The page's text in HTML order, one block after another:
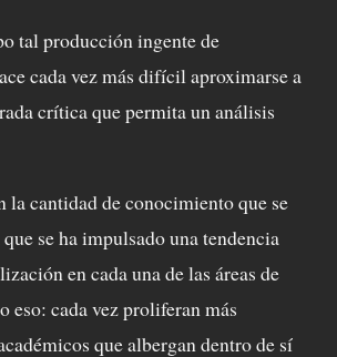
tal producción ingente de
cada vez más difícil aproximarse a
crítica que permita un análisis
la cantidad de conocimiento que se
se ha impulsado una tendencia
en cada una de las áreas de
eso: cada vez proliferan más
que albergan dentro de sí